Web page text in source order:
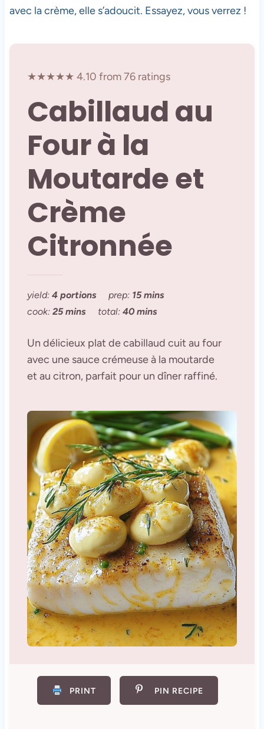
avec la crème, elle s’adoucit. Essayez, vous verrez !
★★★★★ 4.10 from 76 ratings
Cabillaud au
Four à la
Moutarde et
Crème
Citronnée
yield: 4 portions prep: 15 mins
cook: 25 mins total: 40 mins
Un délicieux plat de cabillaud cuit au four
avec une sauce crémeuse à la moutarde
et au citron, parfait pour un dîner raffiné.
PRINT PIN RECIPE